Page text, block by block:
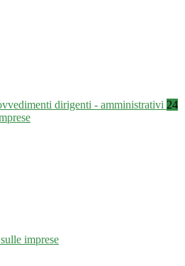
dirigenti - amministrativi 24
imprese